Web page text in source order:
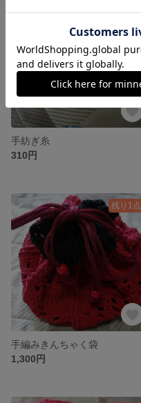
手紡ぎ糸
310円
残り1点
手編みきんちゃく袋
1,300円